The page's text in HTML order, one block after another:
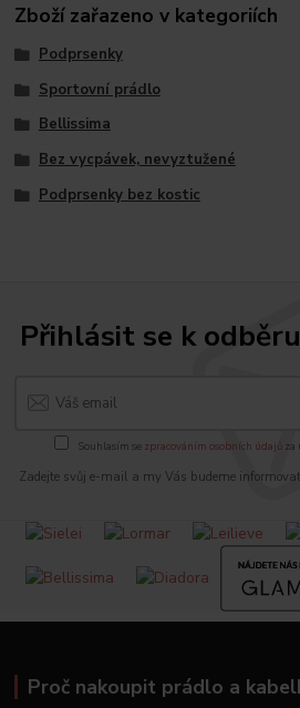
Zboží zařazeno v kategoriích
Podprsenky
Sportovní prádlo
Bellissima
Bez vycpávek, nevyztužené
Podprsenky bez kostic
Přihlásit se k
Souhlasím se zpracováním osobních údajů za
Zadejte svůj e-mail a my Vás budeme
Proč nakoupit prádlo a